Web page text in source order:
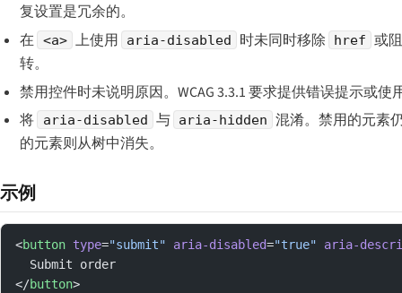
复设置是冗余的。
在 <a> 上使用 aria-disabled 时未同时移除 href 或
转。
禁用控件时未说明原因。WCAG 3.3.1 要求提供错误提示或使
将
aria-disabled 与 aria-hidden 混淆。禁用的元素
的元素则从树中消失。
示例
<button type="submit" aria-disabled="true" aria-
  Submit order
</button>